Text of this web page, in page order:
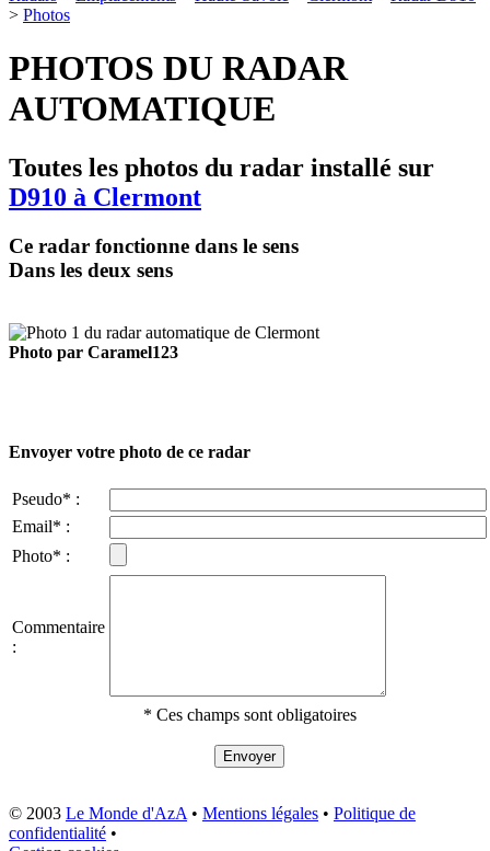
> Photos
PHOTOS DU RADAR
AUTOMATIQUE
Toutes les photos du radar installé sur
D910 à Clermont
Ce radar fonctionne dans le sens
Dans les deux sens
Photo par Caramel123
Envoyer votre photo de ce radar
Pseudo* :
Email* :
Photo* :
Commentaire
:
* Ces champs sont obligatoires
© 2003 Le Monde d'AzA • Mentions légales • Politique de
confidentialité •